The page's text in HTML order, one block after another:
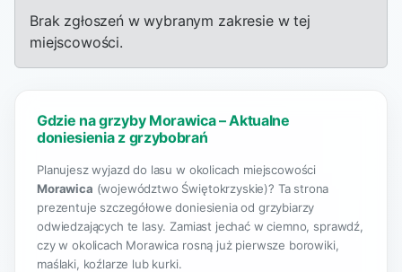
Brak zgłoszeń w wybranym zakresie w tej
miejscowości.
Gdzie na grzyby Morawica – Aktualne
doniesienia z grzybobrań
Planujesz wyjazd do lasu w okolicach miejscowości
Morawica (województwo Świętokrzyskie)? Ta strona
prezentuje szczegółowe doniesienia od grzybiarzy
odwiedzających te lasy. Zamiast jechać w ciemno, sprawdź,
czy w okolicach Morawica rosną już pierwsze borowiki,
maślaki, koźlarze lub kurki.